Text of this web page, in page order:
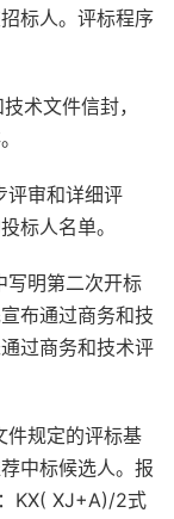
标人。评标程序
术文件信封，
评审和详细评
标人名单。
写明第二次开标
布通过商务和技
过商务和技术评
件规定的评标基
中标候选人。报
KX( XJ+A)/2式